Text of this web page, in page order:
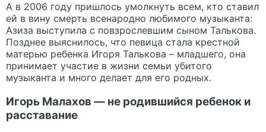
А в 2006 году пришлось умолкнуть всем, кто ставил
ей в вину смерть всенародно любимого музыканта:
Азиза выступила с повзрослевшим сыном Талькова.
Позднее выяснилось, что певица стала крестной
матерью ребенка Игоря Талькова – младшего, она
принимает участие в жизни семьи убитого
музыканта и много делает для его родных.
Игорь Малахов — не родившийся ребенок и
расставание